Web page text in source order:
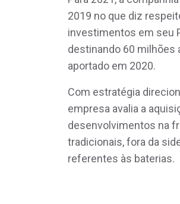
2019 no que diz
investimentos em seu
destinando 60 milhões
aportado em 2020.
Com estratégia
empresa avalia a
desenvolvimentos na
tradicionais, fora da
referentes às baterias.